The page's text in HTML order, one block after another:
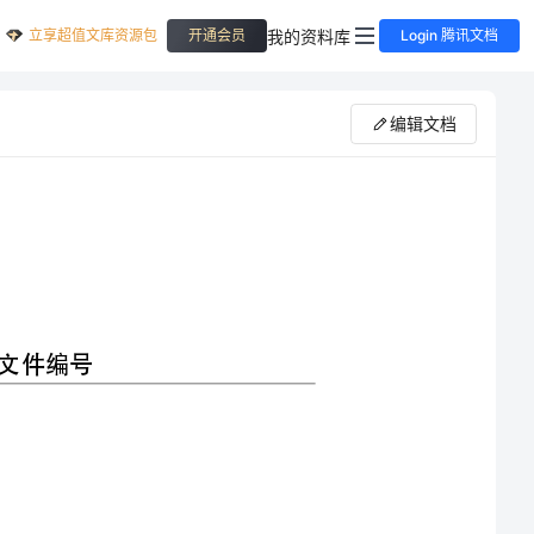
立享超值文库资源包 开通会员 我的资料库 Login 腾讯文档
编辑文档